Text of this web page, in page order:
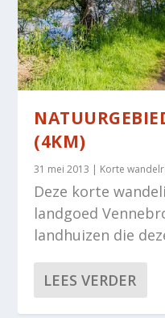
(4KM)
31 mei 2013 | Korte
Deze korte
landgoed
landhuizen die
LEES VERDER